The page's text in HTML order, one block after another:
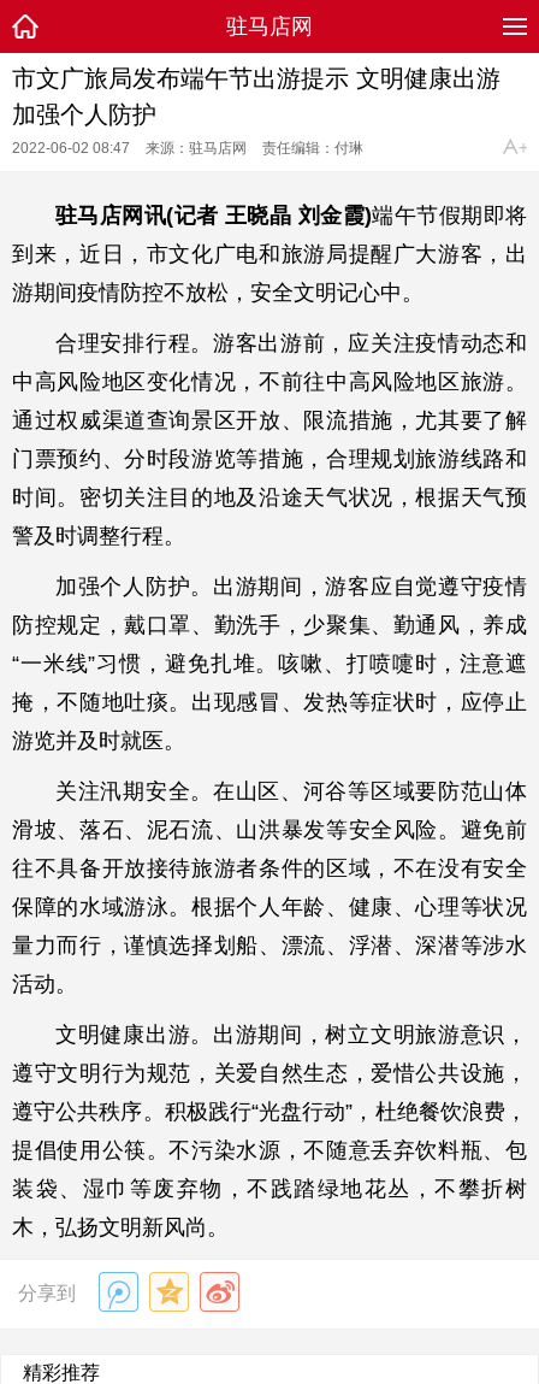
驻马店网
市文广旅局发布端午节出游提示 文明健康出游
加强个人防护
2022-06-02 08:47 来源：驻马店网 责任编辑：付琳
驻马店网讯(记者 王晓晶 刘金霞)端午节假期即将
到来，近日，市文化广电和旅游局提醒广大游客，出
游期间疫情防控不放松，安全文明记心中。
合理安排行程。游客出游前，应关注疫情动态和
中高风险地区变化情况，不前往中高风险地区旅游。
通过权威渠道查询景区开放、限流措施，尤其要了解
门票预约、分时段游览等措施，合理规划旅游线路和
时间。密切关注目的地及沿途天气状况，根据天气预
警及时调整行程。
加强个人防护。出游期间，游客应自觉遵守疫情
防控规定，戴口罩、勤洗手，少聚集、勤通风，养成
“一米线”习惯，避免扎堆。咳嗽、打喷嚏时，注意遮
掩，不随地吐痰。出现感冒、发热等症状时，应停止
游览并及时就医。
关注汛期安全。在山区、河谷等区域要防范山体
滑坡、落石、泥石流、山洪暴发等安全风险。避免前
往不具备开放接待旅游者条件的区域，不在没有安全
保障的水域游泳。根据个人年龄、健康、心理等状况
量力而行，谨慎选择划船、漂流、浮潜、深潜等涉水
活动。
文明健康出游。出游期间，树立文明旅游意识，
遵守文明行为规范，关爱自然生态，爱惜公共设施，
遵守公共秩序。积极践行“光盘行动”，杜绝餐饮浪费，
提倡使用公筷。不污染水源，不随意丢弃饮料瓶、包
装袋、湿巾等废弃物，不践踏绿地花丛，不攀折树
木，弘扬文明新风尚。
分享到
精彩推荐